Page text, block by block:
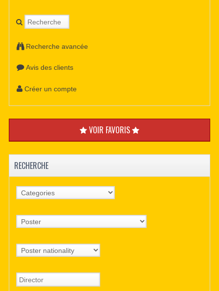
Recherche avancée
Avis des clients
Créer un compte
VOIR FAVORIS
RECHERCHE